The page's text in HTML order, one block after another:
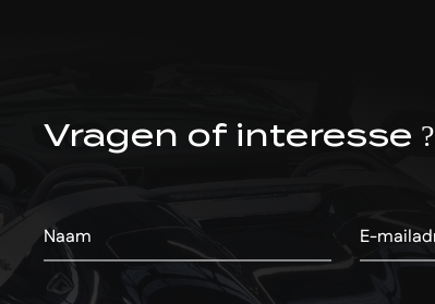
Vragen of interesse ?